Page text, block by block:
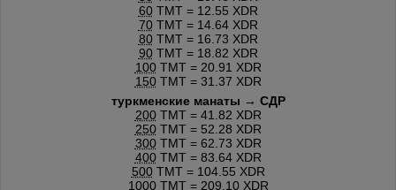
60TMT = 12.55 XDR
70TMT = 14.64 XDR
80TMT = 16.73 XDR
90TMT = 18.82 XDR
100TMT = 20.91 XDR
150TMT = 31.37 XDR
туркменские манаты → СДР
200TMT = 41.82 XDR
250TMT = 52.28 XDR
300TMT = 62.73 XDR
400TMT = 83.64 XDR
500TMT = 104.55 XDR
1000TMT = 209.10 XDR